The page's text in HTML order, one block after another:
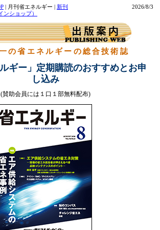
| 月刊省エネルギー | 新刊
ンショップ）
2026/8/3
の省エネルギーの総合技術誌
ギー」定期購読のおすすめとお申
し込み
(賛助会員には１口１部無料配布)